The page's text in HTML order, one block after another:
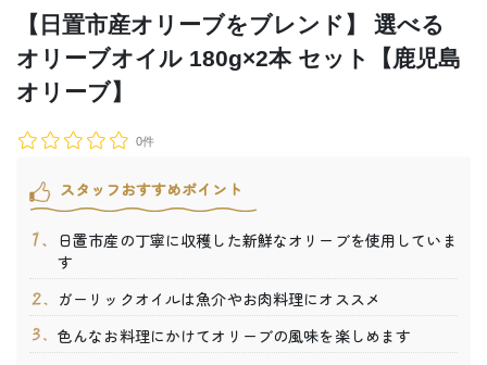
【日置市産オリーブをブレンド】 選べる
オリーブオイル 180g×2本 セット【鹿児島
オリーブ】
0件
スタッフおすすめポイント
日置市産の丁寧に収穫した新鮮なオリーブを使用していま
す
ガーリックオイルは魚介やお肉料理にオススメ
色んなお料理にかけてオリーブの風味を楽しめます